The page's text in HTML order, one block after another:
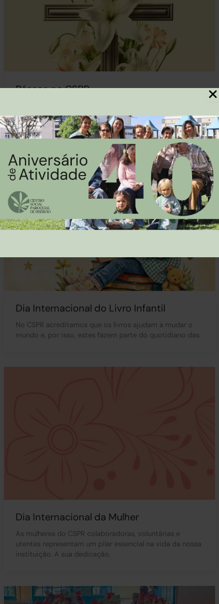
Páscoa no CSPR
espírito de comunidade. Ao longo desta semana
especial, preparámos o
Dia Internacional do Livro Infantil
No CSPR acreditamos que os livros ajudam a mudar o
mundo e, por isso, estes fazem parte do quotidiano das
Dia Internacional da Mulher
As mulheres do CSPR colaboradoras, voluntárias e
utentes representam um pilar essencial na vida da nossa
instituição. A sua dedicação,